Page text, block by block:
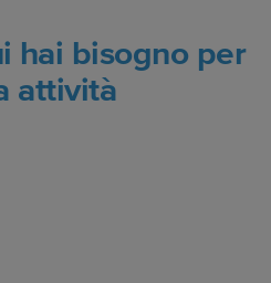
hai bisogno per
attività